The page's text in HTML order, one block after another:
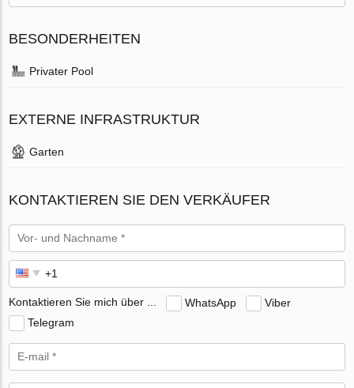
BESONDERHEITEN
Privater Pool
EXTERNE INFRASTRUKTUR
Garten
KONTAKTIEREN SIE DEN VERKÄUFER
Kontaktieren Sie mich über ... WhatsApp
Viber
Telegram